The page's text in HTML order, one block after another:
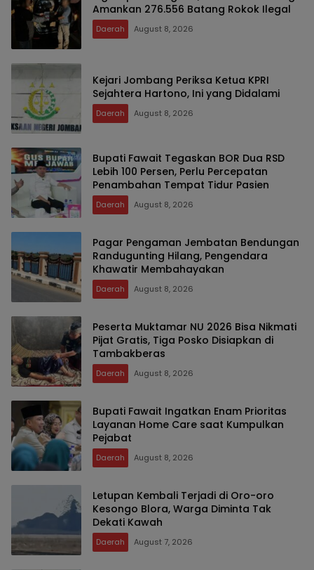
Amankan 276.556 Batang Rokok Ilegal
Daerah August 8, 2026
Kejari Jombang Periksa Ketua KPRI
Sejahtera Hartono, Ini yang Didalami
Daerah August 8, 2026
Bupati Fawait Tegaskan BOR Dua RSD
Lebih 100 Persen, Perlu Percepatan
Penambahan Tempat Tidur Pasien
Daerah August 8, 2026
Pagar Pengaman Jembatan Bendungan
Randugunting Hilang, Pengendara
Khawatir Membahayakan
Daerah August 8, 2026
Peserta Muktamar NU 2026 Bisa Nikmati
Pijat Gratis, Tiga Posko Disiapkan di
Tambakberas
Daerah August 8, 2026
Bupati Fawait Ingatkan Enam Prioritas
Layanan Home Care saat Kumpulkan
Pejabat
Daerah August 8, 2026
Letupan Kembali Terjadi di Oro-oro
Kesongo Blora, Warga Diminta Tak
Dekati Kawah
Daerah August 7, 2026